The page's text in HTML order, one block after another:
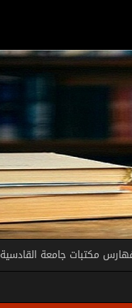
مكتبات جامعة القادسية